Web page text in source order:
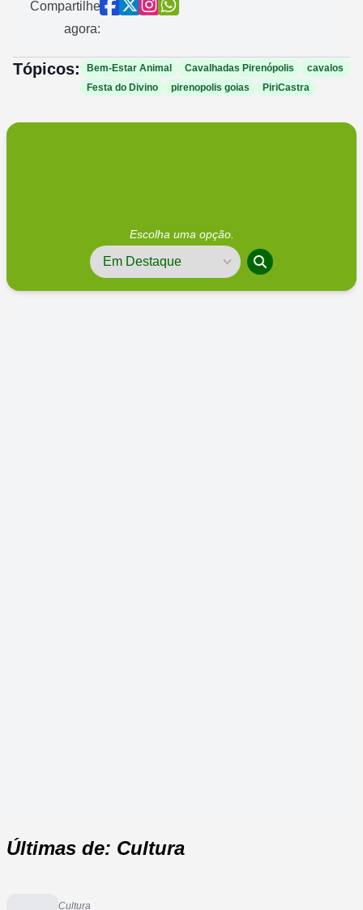
Compartilhe
agora:
Tópicos: Bem-Estar Animal Cavalhadas Pirenópolis
cavalos
Festa do Divino
pirenopolis goias PiriCastra
Escolha uma opção.
Últimas de: Cultura
Cultura